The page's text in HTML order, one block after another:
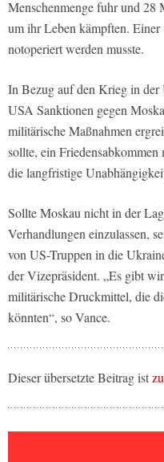
Menschenmenge fuhr und 28
um ihr Leben kämpften.
notoperiert werden musste.
In Bezug auf den Krieg in der
USA Sanktionen gegen
militärische Maßnahmen
sollte, ein
die langfristige
Sollte Moskau nicht in der
Verhandlungen einzulassen,
von US-Truppen in die
der Vizepräsident. „Es gibt
militärische Druckmittel, die
könnten“, so Vance.
Dieser übersetzte Beitrag ist